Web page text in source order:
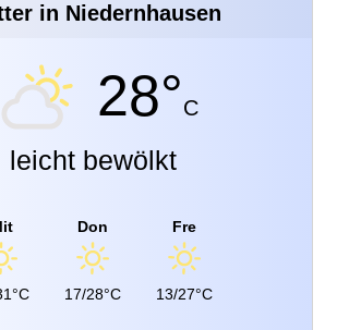
in Niedernhausen
28°C
leicht bewölkt
Don
17/28°C
Fre
13/27°C